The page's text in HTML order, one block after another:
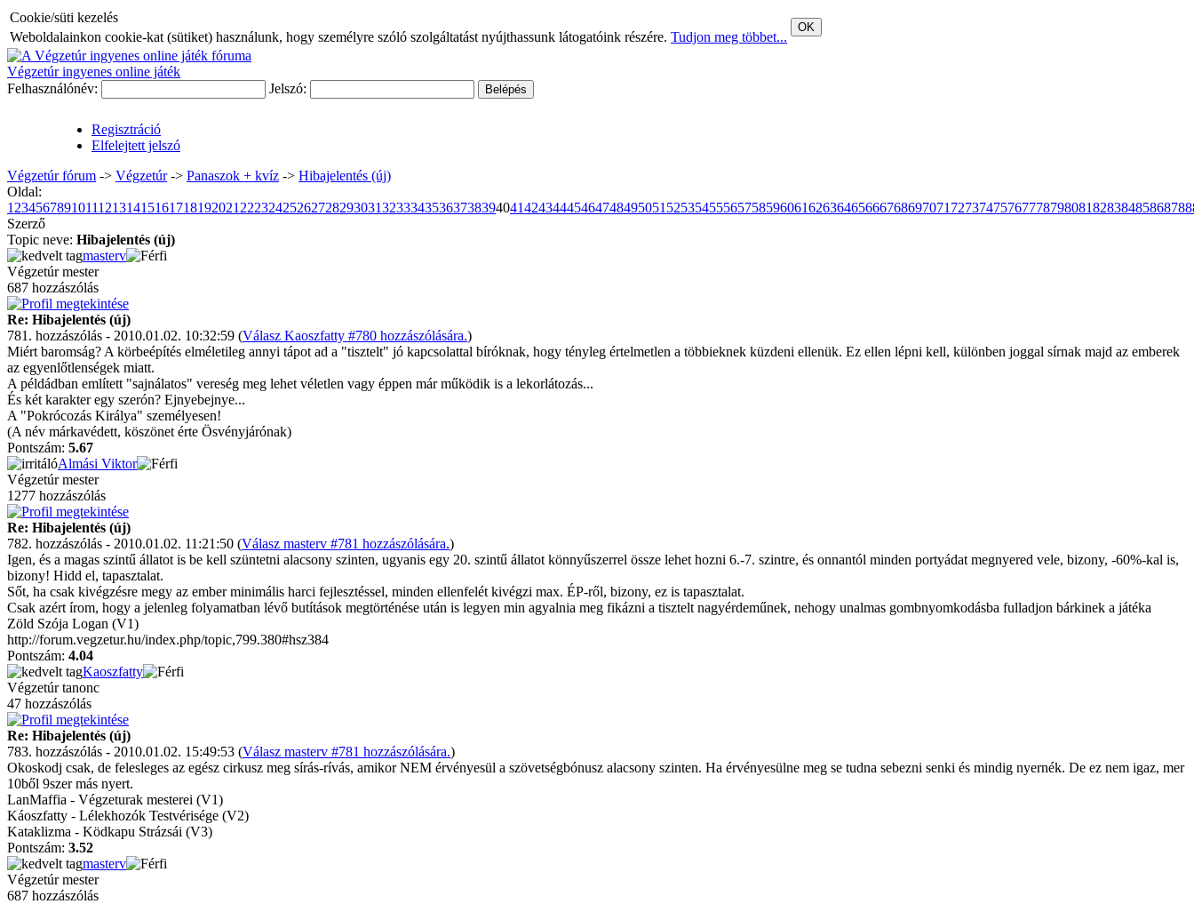
Cookie/süti kezelés
OK
Weboldalainkon cookie-kat (sütiket) használunk, hogy személyre szóló szolgáltatást nyújthassunk látogatóink részére. Tudjon meg többet...
Végzetúr ingyenes online játék
Felhasználónév:
Jelszó:
Regisztráció
Elfelejtett jelszó
Végzetúr fórum -> Végzetúr-> Panaszok + kvíz -> Hibajelentés (új)
Oldal:
1 23456789101112131415161718192021 222324252627282930313233343536373839404142434445464748495051 5253545556575859606162636465666768697071 7273747576777879808182838485868788
Szerző
Topic neve: Hibajelentés (új)
masterv
Végzetúr mester
687 hozzászólás
Re: Hibajelentés (új)
781. hozzászólás - 2010.01.02. 10:32:59 (Válasz Kaoszfatty #780 hozzászólására.)
Miért baromság? A körbeépítés elméletileg annyi tápot ad a "tisztelt" jó kapcsolattal bíróknak, hogy tényleg értelmetlen a többieknek küzdeni ellenük. Ez ellen lépni kell, különben joggal sírnak majd az emberek
az egyenlőtlenségek miatt.
A példádban említett "sajnálatos" vereség meg lehet véletlen vagy éppen már működik is a lekorlátozás...
És két karakter egy szerón? Ejnyebejnye...
A "Pokrócozás Királya" személyesen!
(A név márkavédett, köszönet érte Ösvényjárónak)
Pontszám: 5.67
Almási Viktor
Végzetúr mester
1277 hozzászólás
Re: Hibajelentés (új)
782. hozzászólás - 2010.01.02. 11:21:50 (Válasz masterv #781 hozzászólására.)
Igen, és a magas szintű állatot is be kell szüntetni alacsony szinten, ugyanis egy 20. szintű állatot könnyűszerrel össze lehet hozni 6.-7. szintre, és onnantól minden portyádat megnyered vele, bizony, -60%-kal is,
bizony! Hidd el, tapasztalat.
Sőt, ha csak kivégzésre megy az ember minimális harci fejlesztéssel, minden ellenfelét kivégzi max. ÉP-ről, bizony, ez is tapasztalat.
Csak azért írom, hogy a jelenleg folyamatban lévő butítások megtörténése után is legyen min agyalnia meg fikázni a tisztelt nagyérdeműnek, nehogy unalmas gombnyomkodásba fulladjon bárkinek a játéka
Zöld Szója Logan (V1)
http://forum.vegzetur.hu/index.php/topic,799.380#hsz384
Pontszám: 4.04
Kaoszfatty
Végzetúr tanonc
47 hozzászólás
Re: Hibajelentés (új)
783. hozzászólás - 2010.01.02. 15:49:53 (Válasz masterv #781 hozzászólására.)
Okoskodj csak, de felesleges az egész cirkusz meg sírás-rívás, amikor NEM érvényesül a szövetségbónusz alacsony szinten. Ha érvényesülne meg se tudna sebezni senki és mindig nyernék. De ez nem igaz, mer
10ből 9szer más nyert.
LanMaffia - Végzeturak mesterei (V1)
Káoszfatty - Lélekhozók Testvérisége (V2)
Kataklizma - Ködkapu Strázsái (V3)
Pontszám: 3.52
masterv
Végzetúr mester
687 hozzászólás